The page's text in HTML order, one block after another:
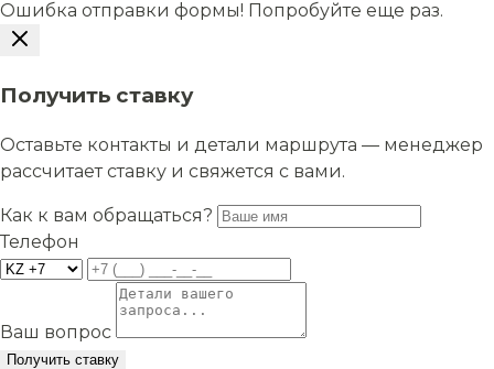
Ошибка отправки формы! Попробуйте еще раз.
Получить ставку
Оставьте контакты и детали маршрута — менеджер
рассчитает ставку и свяжется с вами.
Как к вам обращаться?
Телефон
Ваш вопрос
Получить ставку